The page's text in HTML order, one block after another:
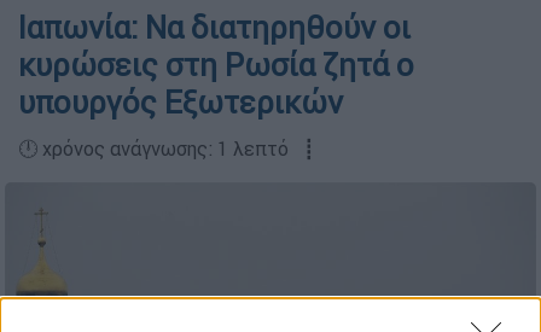
Ιαπωνία: Να διατηρηθούν οι
κυρώσεις στη Ρωσία ζητά ο
υπουργός Εξωτερικών
🕛 χρόνος ανάγνωσης: 1 λεπτό ┋